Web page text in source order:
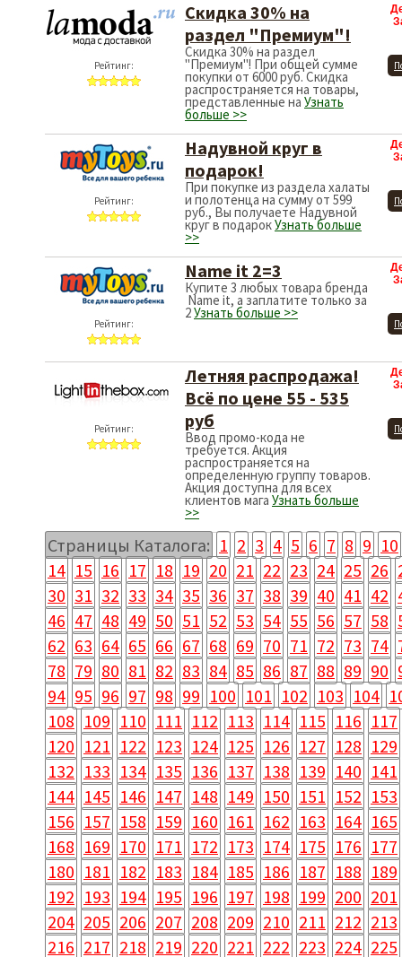
Рейтинг:
Скидка 30% на
раздел "Премиум"!
Скидка 30% на раздел
"Премиум"! При общей сумме
покупки от 6000 руб. Скидка
распространяется на товары,
представленные на Узнать
больше >>
Рейтинг:
Надувной круг в
подарок!
При покупке из раздела халаты
и полотенца на сумму от 599
руб., Вы получаете Надувной
круг в подарокУзнать больше
>>
Рейтинг:
Name it 2=3
Купите 3 любых товара бренда
Name it, а заплатите только за
2Узнать больше >>
Рейтинг:
Летняя распродажа!
Всё по цене 55 - 535
руб
Ввод промо-кода не
требуется. Акция
распространяется на
определенную группу товаров.
Акция доступна для всех
клиентов мага Узнать больше
>>
Страницы Каталога: 1 2 3 4 5 6 7 8 9 10
14 15 16 17 18 19 20 21 22 23 24 25 26
30 31 32 33 34 35 36 37 38 39 40 41 42
46 47 48 49 50 51 52 53 54 55 56 57 58
62 63 64 65 66 67 68 69 70 71 72 73 74
78 79 80 81 82 83 84 85 86 87 88 89 90
94 95 96 97 98 99 100 101 102 103 104
108 109 110 111 112 113 114 115 116 117
120 121 122 123 124 125 126 127 128 129
132 133 134 135 136 137 138 139 140 141
144 145 146 147 148 149 150 151 152 153
156 157 158 159 160 161 162 163 164 165
168 169 170 171 172 173 174 175 176 177
180 181 182 183 184 185 186 187 188 189
192 193 194 195 196 197 198 199 200 201
204 205 206 207 208 209 210 211 212 213
216 217 218 219 220 221 222 223 224 225